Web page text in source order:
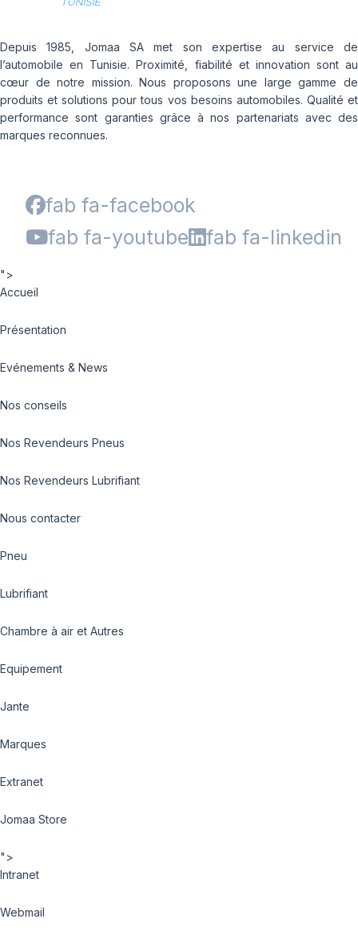
Depuis 1985, Jomaa SA met son expertise au service de
l’automobile en Tunisie. Proximité, fiabilité et innovation sont au
cœur de notre mission. Nous proposons une large gamme de
produits et solutions pour tous vos besoins automobiles. Qualité et
performance sont garanties grâce à nos partenariats avec des
marques reconnues.
fab fa-facebook
fab fa-youtube
fab fa-linkedin
">
Accueil
Présentation
Evénements & News
Nos conseils
Nos Revendeurs Pneus
Nos Revendeurs Lubrifiant
Nous contacter
Pneu
Lubrifiant
Chambre à air et Autres
Equipement
Jante
Marques
Extranet
Jomaa Store
">
Intranet
Webmail